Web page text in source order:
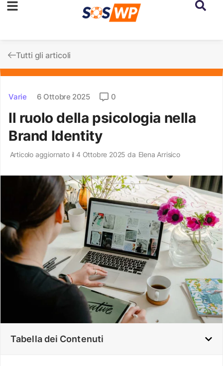
Tutti gli articoli
Varie 6 Ottobre 2025 0
Il ruolo della psicologia nella
Brand Identity
Articolo aggiornato il 4 Ottobre 2025 da Elena Arrisico
Tabella dei Contenuti